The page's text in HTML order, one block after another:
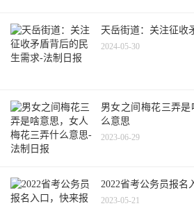
天岳街道：关注征收
2024-05-30
男女之间梅花三弄
么意思
2023-06-29
2022省考公务员报名
2023-05-21